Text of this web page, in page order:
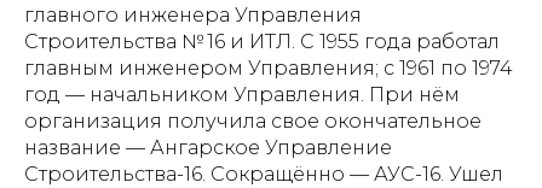
главного инженера Управления
Строительства № 16 и ИТЛ. С 1955 года работал
главным инженером Управления; с 1961 по 1974
год — начальником Управления. При нём
организация получила свое окончательное
название — Ангарское Управление
Строительства-16. Сокращённо — АУС-16. Ушел